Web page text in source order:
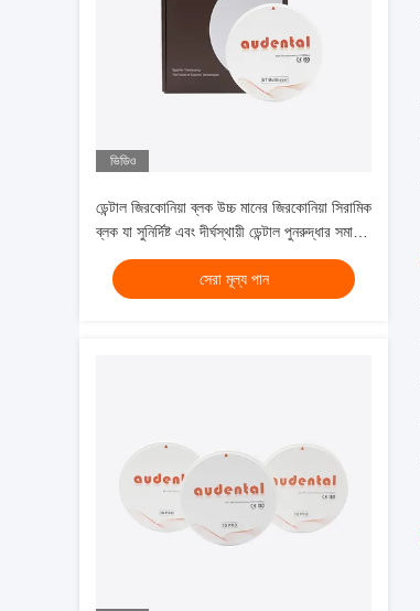
ভিডিও
ডেন্টাল জিরকোনিয়া ব্লক উচ্চ মানের জিরকোনিয়া সিরামিক
ব্লক যা সুনির্দিষ্ট এবং দীর্ঘস্থায়ী ডেন্টাল পুনরুদ্ধার সমাধান
প্রদান করে
সেরা মূল্য পান